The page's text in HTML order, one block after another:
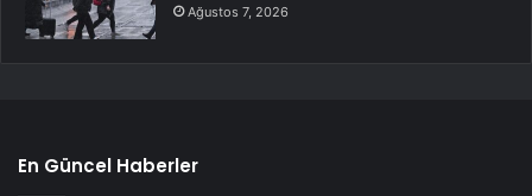
Ağustos 7, 2026
En Güncel Haberler